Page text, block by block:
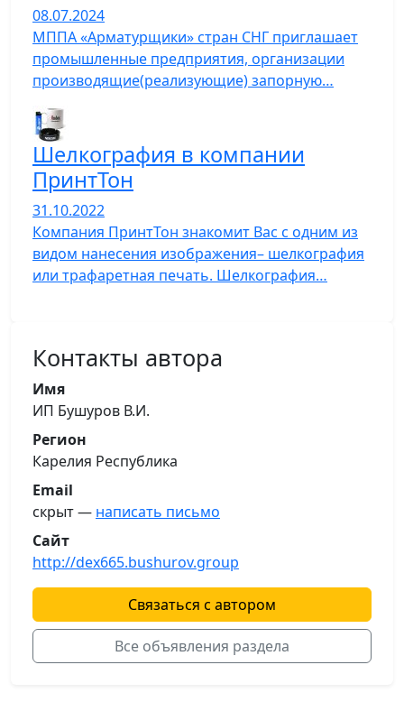
08.07.2024
МППА «Арматурщики» стран СНГ приглашает
промышленные предприятия, организации
производящие(реализующие) запорную…
Шелкография в компании
ПринтТон
31.10.2022
Компания ПринтТон знакомит Вас с одним из
видом нанесения изображения– шелкография
или трафаретная печать. Шелкография…
Контакты автора
Имя
ИП Бушуров В.И.
Регион
Карелия Республика
Email
скрыт — написать письмо
Сайт
http://dex665.bushurov.group
Связаться с автором
Все объявления раздела